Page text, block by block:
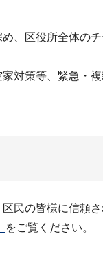
、区役所全体の
対策等、緊急・
民の皆様に信頼
をご覧ください。